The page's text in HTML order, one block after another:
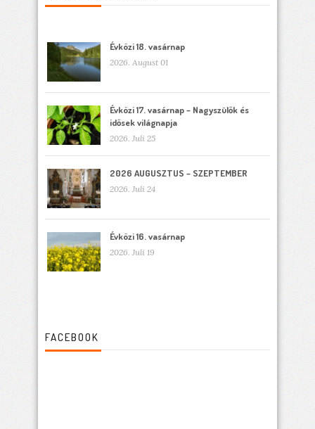
Évközi 18. vasárnap
2026. August 01
Évközi 17. vasárnap – Nagyszülők és
idősek világnapja
2026. Juli 25
2026 AUGUSZTUS – SZEPTEMBER
2026. Juli 24
Évközi 16. vasárnap
2026. Juli 19
FACEBOOK